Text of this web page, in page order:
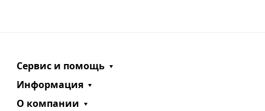
Сервис и помощь
Информация
О компании